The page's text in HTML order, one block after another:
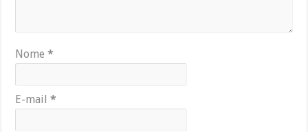
Nome*
E-mail*